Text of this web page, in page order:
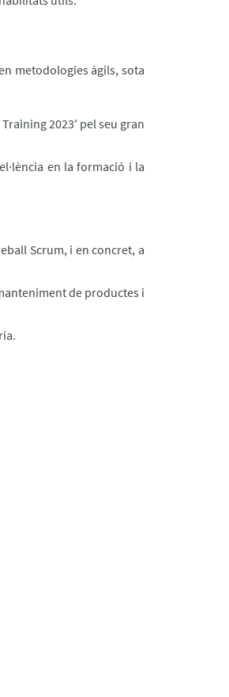
metodologies àgils, sota
2023' pel seu gran
en la formació i la
Scrum, i en concret, a
de productes i